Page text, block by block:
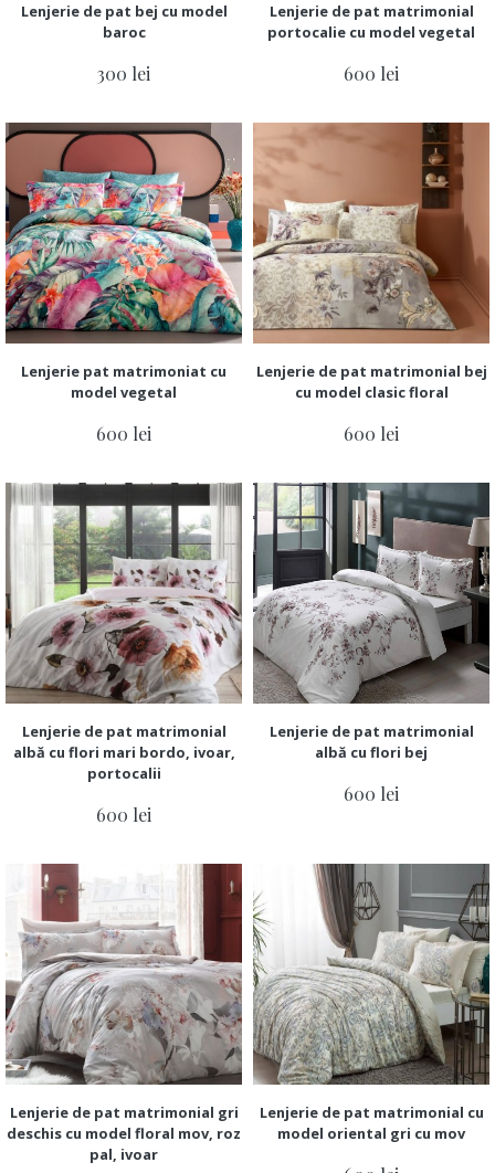
Lenjerie de pat bej cu model
baroc
300 lei
Lenjerie de pat matrimonial
portocalie cu model vegetal
600 lei
Lenjerie pat matrimoniat cu
model vegetal
600 lei
Lenjerie de pat matrimonial bej
cu model clasic floral
600 lei
Lenjerie de pat matrimonial
albă cu flori mari bordo, ivoar,
portocalii
600 lei
Lenjerie de pat matrimonial
albă cu flori bej
600 lei
Lenjerie de pat matrimonial gri
deschis cu model floral mov, roz
pal, ivoar
Lenjerie de pat matrimonial cu
model oriental gri cu mov